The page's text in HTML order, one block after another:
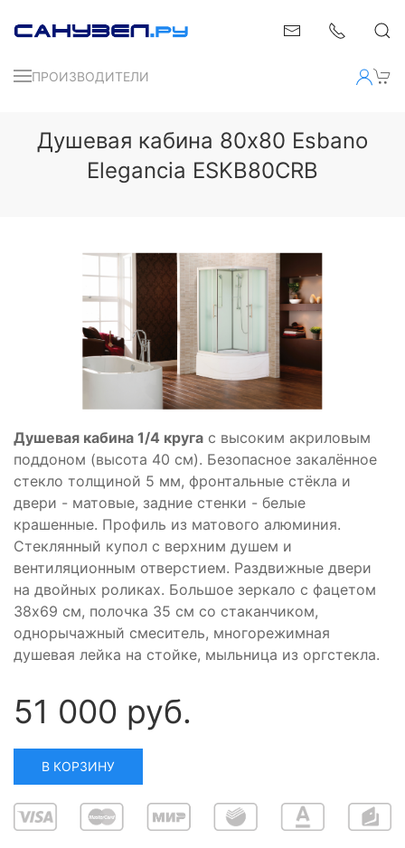
ПРОИЗВОДИТЕЛИ
Душевая кабина 80x80 Esbano
Elegancia ESKB80CRB
Душевая кабина 1/4 круга с высоким акриловым
поддоном (высота 40 см). Безопасное закалённое
стекло толщиной 5 мм, фронтальные стёкла и
двери - матовые, задние стенки - белые
крашенные. Профиль из матового алюминия.
Стеклянный купол с верхним душем и
вентиляционным отверстием. Раздвижные двери
на двойных роликах. Большое зеркало с фацетом
38х69 см, полочка 35 см со стаканчиком,
однорычажный смеситель, многорежимная
душевая лейка на стойке, мыльница из оргстекла.
51 000 руб.
В КОРЗИНУ